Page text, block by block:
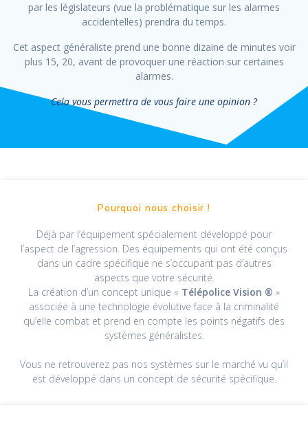
par les législateurs (vue la problématique sur les alarmes
accidentelles) prendra du temps.
Cet aspect généraliste prend une bonne dizaine de minutes voir
plus 15, 20, avant de provoquer une réaction sur certaines
alarmes.
Cela vous permettra de vous faire une opinion ?
Pourquoi nous choisir !
Déjà par l’équipement spécialement développé pour
l’aspect de l’agression. Des équipements qui ont été conçus
dans un cadre spécifique ne s’occupant pas d’autres
aspects que votre sécurité.
La création d’un concept unique « Télépolice Vision ® »
associée à une technologie évolutive face à la criminalité
qu’elle combat et prend en compte les points négatifs des
systèmes généralistes.
Vous ne retrouverez pas nos systèmes sur le marché vu qu’il
est développé dans un concept de sécurité spécifique.